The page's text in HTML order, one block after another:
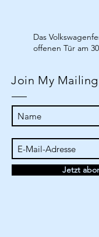
Das
offenen Tür am
Join My
Jetzt